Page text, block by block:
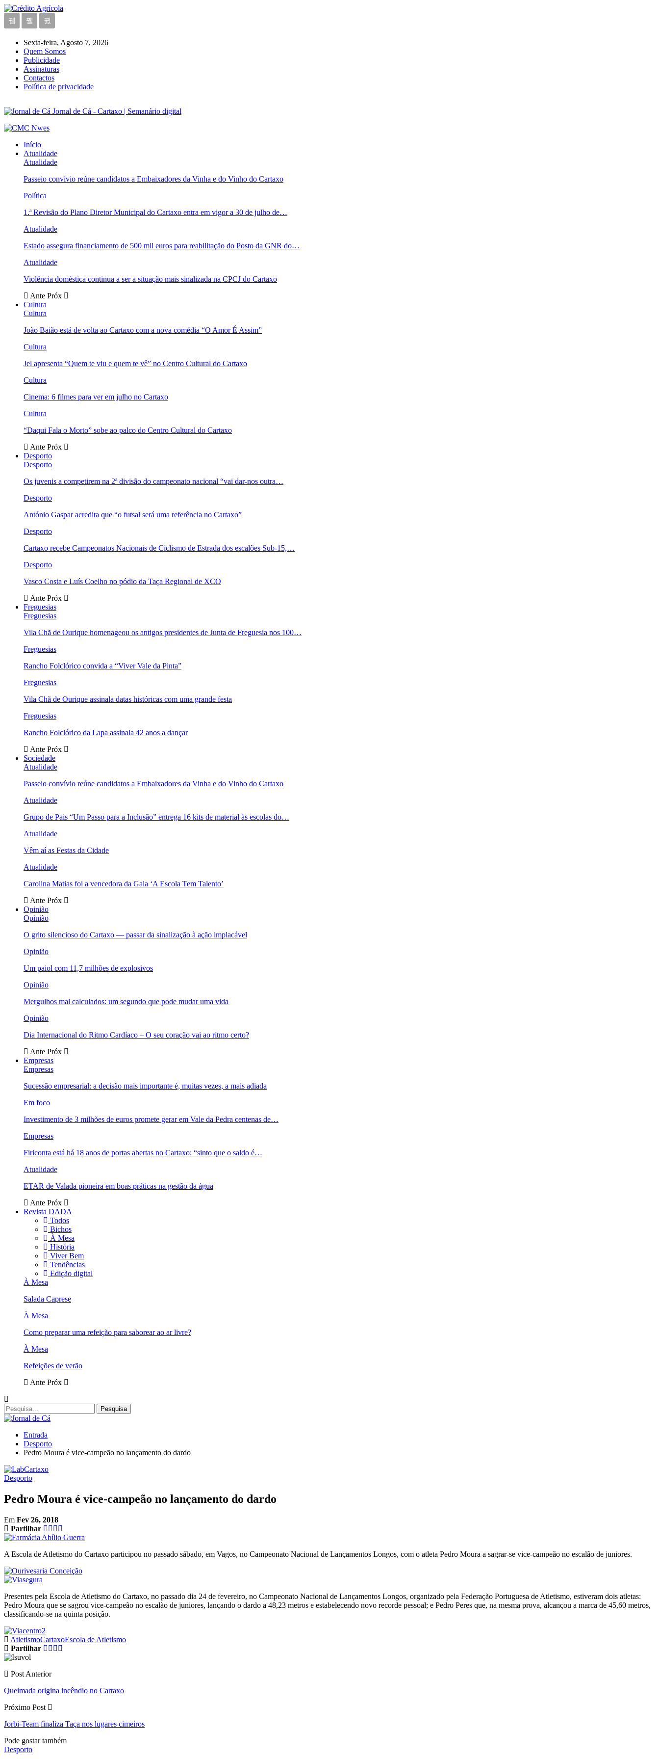
Sexta-feira, Agosto 7, 2026
Quem Somos
Publicidade
Assinaturas
Contactos
Política de privacidade
Jornal de Cá - Cartaxo | Semanário digital
Início
Atualidade
Atualidade
Passeio convívio reúne candidatos a Embaixadores da Vinha e do Vinho do Cartaxo
Política
1.ª Revisão do Plano Diretor Municipal do Cartaxo entra em vigor a 30 de julho de…
Atualidade
Estado assegura financiamento de 500 mil euros para reabilitação do Posto da GNR do…
Atualidade
Violência doméstica continua a ser a situação mais sinalizada na CPCJ do Cartaxo
Ante Próx
Cultura
Cultura
João Baião está de volta ao Cartaxo com a nova comédia “O Amor É Assim”
Cultura
Jel apresenta “Quem te viu e quem te vê” no Centro Cultural do Cartaxo
Cultura
Cinema: 6 filmes para ver em julho no Cartaxo
Cultura
“Daqui Fala o Morto” sobe ao palco do Centro Cultural do Cartaxo
Ante Próx
Desporto
Desporto
Os juvenis a competirem na 2ª divisão do campeonato nacional “vai dar-nos outra…
Desporto
António Gaspar acredita que “o futsal será uma referência no Cartaxo”
Desporto
Cartaxo recebe Campeonatos Nacionais de Ciclismo de Estrada dos escalões Sub-15,…
Desporto
Vasco Costa e Luís Coelho no pódio da Taça Regional de XCO
Ante Próx
Freguesias
Freguesias
Vila Chã de Ourique homenageou os antigos presidentes de Junta de Freguesia nos 100…
Freguesias
Rancho Folclórico convida a “Viver Vale da Pinta”
Freguesias
Vila Chã de Ourique assinala datas históricas com uma grande festa
Freguesias
Rancho Folclórico da Lapa assinala 42 anos a dançar
Ante Próx
Sociedade
Atualidade
Passeio convívio reúne candidatos a Embaixadores da Vinha e do Vinho do Cartaxo
Atualidade
Grupo de Pais “Um Passo para a Inclusão” entrega 16 kits de material às escolas do…
Atualidade
Vêm aí as Festas da Cidade
Atualidade
Carolina Matias foi a vencedora da Gala ‘A Escola Tem Talento’
Ante Próx
Opinião
Opinião
O grito silencioso do Cartaxo — passar da sinalização à ação implacável
Opinião
Um paiol com 11,7 milhões de explosivos
Opinião
Mergulhos mal calculados: um segundo que pode mudar uma vida
Opinião
Dia Internacional do Ritmo Cardíaco – O seu coração vai ao ritmo certo?
Ante Próx
Empresas
Empresas
Sucessão empresarial: a decisão mais importante é, muitas vezes, a mais adiada
Em foco
Investimento de 3 milhões de euros promete gerar em Vale da Pedra centenas de…
Empresas
Firiconta está há 18 anos de portas abertas no Cartaxo: “sinto que o saldo é…
Atualidade
ETAR de Valada pioneira em boas práticas na gestão da água
Ante Próx
Revista DADA
Todos
Bichos
À Mesa
História
Viver Bem
Tendências
Edição digital
À Mesa
Salada Caprese
À Mesa
Como preparar uma refeição para saborear ao ar livre?
À Mesa
Refeições de verão
Ante Próx
Entrada
Desporto
Pedro Moura é vice-campeão no lançamento do dardo
Desporto
Pedro Moura é vice-campeão no lançamento do dardo
Em Fev 26, 2018
Partilhar
A Escola de Atletismo do Cartaxo participou no passado sábado, em Vagos, no Campeonato Nacional de Lançamentos Longos, com o atleta Pedro Moura a sagrar-se vice-campeão no escalão de juniores.
Presentes pela Escola de Atletismo do Cartaxo, no passado dia 24 de fevereiro, no Campeonato Nacional de Lançamentos Longos, organizado pela Federação Portuguesa de Atletismo, estiveram dois atletas:
Pedro Moura que se sagrou vice-campeão no escalão de juniores, lançando o dardo a 48,23 metros e estabelecendo novo recorde pessoal; e Pedro Peres que, na mesma prova, alcançou a marca de 45,60 metros,
classificando-se na quinta posição.
AtletismoCartaxoEscola de Atletismo
Partilhar
Post Anterior
Queimada origina incêndio no Cartaxo
Próximo Post
Jorbi-Team finaliza Taça nos lugares cimeiros
Pode gostar também
Desporto